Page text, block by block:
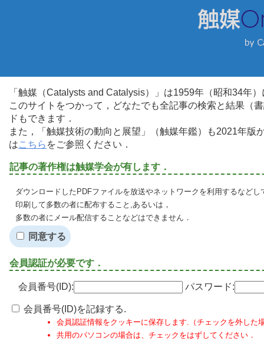
「触媒（Catalysts and Catalysis）」は1959年（昭和34年
このサイトをつかって，どなたでも全記事の検索と結果（
ドもできます．
また，「触媒技術の動向と展望」（触媒年鑑）も2021年
はこちら をご参照ください．
記事の著作権は触媒学会が有します．
ダウンロードしたPDFファイルを放送やネットワークを利用するなど
印刷して多数の者に配布すること,あるいは，
多数の者にメール配信することなどはできません．
同意する
会員認証が必要です．
会員番号(ID): パスワード:
会員番号(ID)を記録する.
会員認証情報をクッキーに保存します.（チェックを外した
共用のパソコンの場合は、チェックをはずしてください．